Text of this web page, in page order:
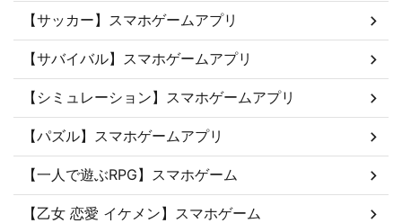
【サッカー】スマホゲームアプリ
【サバイバル】スマホゲームアプリ
【シミュレーション】スマホゲームアプリ
【パズル】スマホゲームアプリ
【一人で遊ぶRPG】スマホゲーム
【乙女 恋愛 イケメン】スマホゲーム